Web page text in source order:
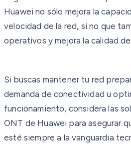
Huawei no sólo mejora la
velocidad de la red, si no que
operativos y mejora la calidad
Si buscas mantener tu red
demanda de conectividad u
funcionamiento, considera las
ONT de Huawei para asegurar
esté siempre a la vanguardia